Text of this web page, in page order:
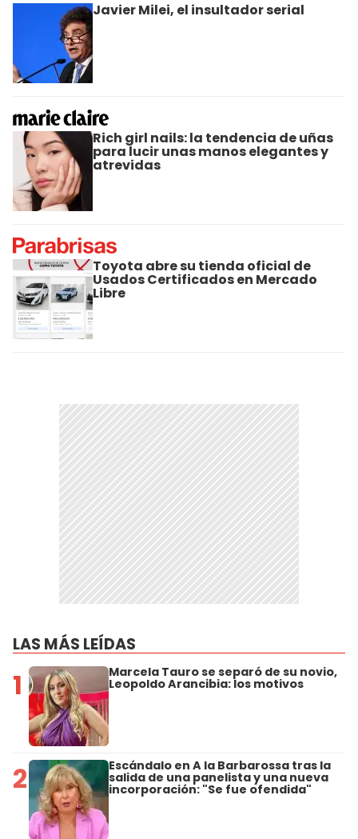
Javier Milei, el insultador serial
Rich girl nails: la tendencia de uñas
para lucir unas manos elegantes y
atrevidas
Toyota abre su tienda oficial de
Usados Certificados en Mercado
Libre
LAS MÁS LEÍDAS
1 Marcela Tauro se separó de su novio,
Leopoldo Arancibia: los motivos
2 Escándalo en A la Barbarossa tras la
salida de una panelista y una nueva
incorporación: "Se fue ofendida"